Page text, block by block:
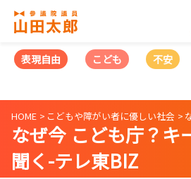
表現自由 こども 不安
HOME こどもや障がい者に優しい社会
なぜ今 こども庁？キ
聞く-テレ東BIZ